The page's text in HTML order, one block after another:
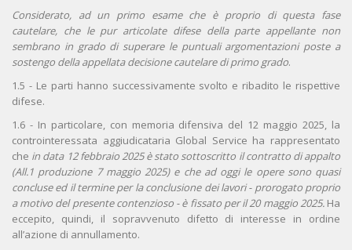
Considerato, ad un primo esame che è proprio di questa fase
cautelare, che le pur articolate difese della parte appellante non
sembrano in grado di superare le puntuali argomentazioni poste a
sostengo della appellata decisione cautelare di primo grado.
1.5 - Le parti hanno successivamente svolto e ribadito le rispettive
difese.
1.6 - In particolare, con memoria difensiva del 12 maggio 2025, la
controinteressata aggiudicataria Global Service ha rappresentato
che in data 12 febbraio 2025 è stato sottoscritto il contratto di appalto
(All.1 produzione 7 maggio 2025) e che ad oggi le opere sono quasi
concluse ed il termine per la conclusione dei lavori - prorogato proprio
a motivo del presente contenzioso - è fissato per il 20 maggio 2025. Ha
eccepito, quindi, il sopravvenuto difetto di interesse in ordine
all’azione di annullamento.